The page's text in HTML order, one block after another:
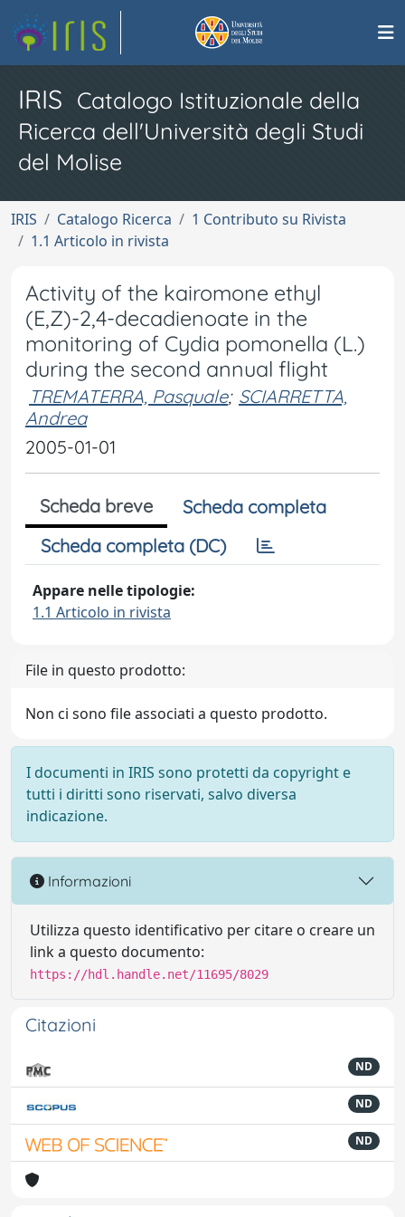
IRIS Catalogo Istituzionale della
Ricerca dell'Università degli Studi
del Molise
IRIS Catalogo Ricerca
1 Contributo su Rivista
1.1 Articolo in rivista
Activity of the kairomone ethyl
(E,Z)-2,4-decadienoate in the
monitoring of Cydia pomonella (L.)
during the second annual flight
TREMATERRA, Pasquale; SCIARRETTA,
Andrea
2005-01-01
Scheda breve
Scheda completa
Scheda completa (DC)
Appare nelle tipologie:
1.1 Articolo in rivista
File in questo prodotto:
Non ci sono file associati a questo prodotto.
I documenti in IRIS sono protetti da copyright e
tutti i diritti sono riservati, salvo diversa
indicazione.
Informazioni
Utilizza questo identificativo per citare o creare un
link a questo documento:
https://hdl.handle.net/11695/8029
Citazioni
ND
ND
ND